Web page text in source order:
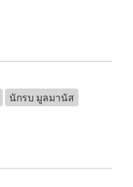
นักรบ มูลมานัส